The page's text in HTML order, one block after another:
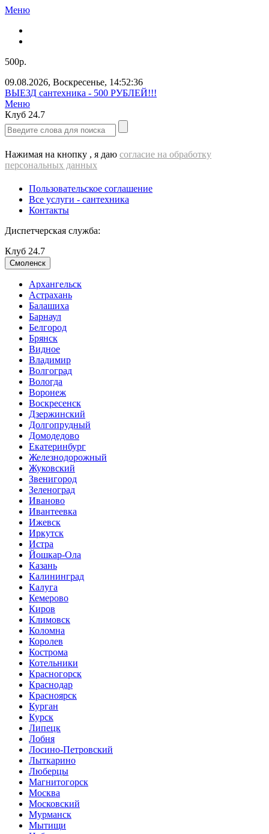
Меню
500р.
09.08.2026, Воскресенье, 14:52:37
ВЫЕЗД cантехника - 500 РУБЛЕЙ!!!
Меню
Клуб 24.7
Нажимая на кнопку , я даю согласие на обработку
персональных данных
Пользовательское соглашение
Все услуги - cантехника
Контакты
Диспетчерская служба:
Клуб 24.7
Смоленск
Архангельск
Астрахань
Балашиха
Барнаул
Белгород
Брянск
Видное
Владимир
Волгоград
Вологда
Воронеж
Воскресенск
Дзержинский
Долгопрудный
Домодедово
Екатеринбург
Железнодорожный
Жуковский
Звенигород
Зеленоград
Иваново
Ивантеевка
Ижевск
Иркутск
Истра
Йошкар-Ола
Казань
Калининград
Калуга
Кемерово
Киров
Климовск
Коломна
Королев
Кострома
Котельники
Красногорск
Краснодар
Красноярск
Курган
Курск
Липецк
Лобня
Лосино-Петровский
Лыткарино
Люберцы
Магнитогорск
Москва
Московский
Мурманск
Мытищи